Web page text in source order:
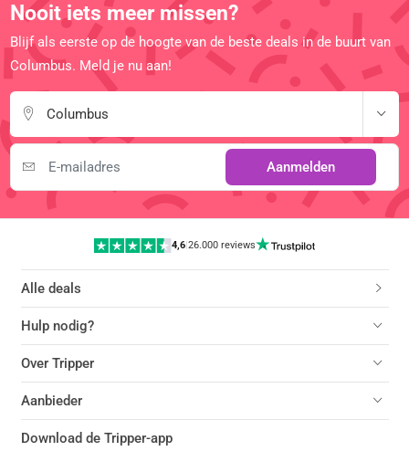
Nooit iets meer missen?
Blijf als eerste op de hoogte van de beste deals in de buurt van
Columbus. Meld je nu aan!
Columbus
Aanmelden
4,6|26.000 reviews
Alle deals
Hulp nodig?
Over Tripper
Aanbieder
Download de Tripper-app